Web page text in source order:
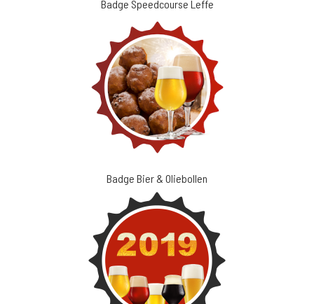
Badge Speedcourse Leffe
Badge Bier & Oliebollen